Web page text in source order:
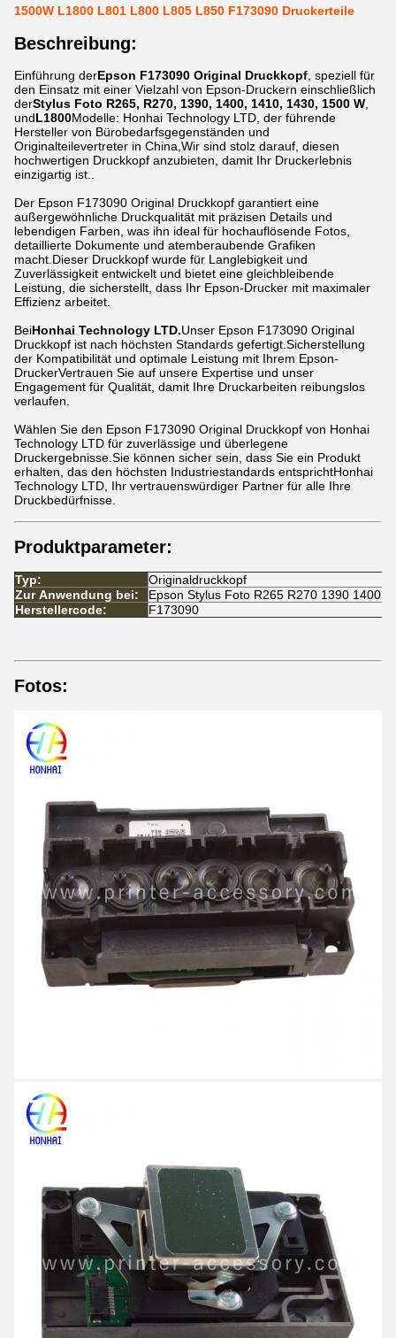
1500W L1800 L801 L800 L805 L850 F173090 Druckerteile
Beschreibung:
Einführung derEpson F173090 Original Druckkopf , speziell für
den Einsatz mit einer Vielzahl von Epson-Druckern einschließlich
derStylus Foto R265, R270, 1390, 1400, 1410, 1430, 1500 W
undL1800Modelle: Honhai Technology LTD, der führende
Hersteller von Bürobedarfsgegenständen und
Originalteilevertreter in China,Wir sind stolz darauf, diesen
hochwertigen Druckkopf anzubieten, damit Ihr Druckerlebnis
einzigartig ist..
Der Epson F173090 Original Druckkopf garantiert eine
außergewöhnliche Druckqualität mit präzisen Details und
lebendigen Farben, was ihn ideal für hochauflösende Fotos,
detaillierte Dokumente und atemberaubende Grafiken
macht.Dieser Druckkopf wurde für Langlebigkeit und
Zuverlässigkeit entwickelt und bietet eine gleichbleibende
Leistung, die sicherstellt, dass Ihr Epson-Drucker mit maximaler
Effizienz arbeitet.
BeiHonhai Technology LTD.Unser Epson F173090 Original
Druckkopf ist nach höchsten Standards gefertigt.Sicherstellung
der Kompatibilität und optimale Leistung mit Ihrem Epson-
DruckerVertrauen Sie auf unsere Expertise und unser
Engagement für Qualität, damit Ihre Druckarbeiten reibungslos
verlaufen.
Wählen Sie den Epson F173090 Original Druckkopf von Honhai
Technology LTD für zuverlässige und überlegene
Druckergebnisse.Sie können sicher sein, dass Sie ein Produkt
erhalten, das den höchsten Industriestandards entsprichtHonhai
Technology LTD, Ihr vertrauenswürdiger Partner für alle Ihre
Druckbedürfnisse.
Produktparameter:
Typ:
Originaldruckkopf
Zur Anwendung bei:
Epson Stylus Foto R265 R270 1390 1400
Herstellercode:
F173090
Fotos: